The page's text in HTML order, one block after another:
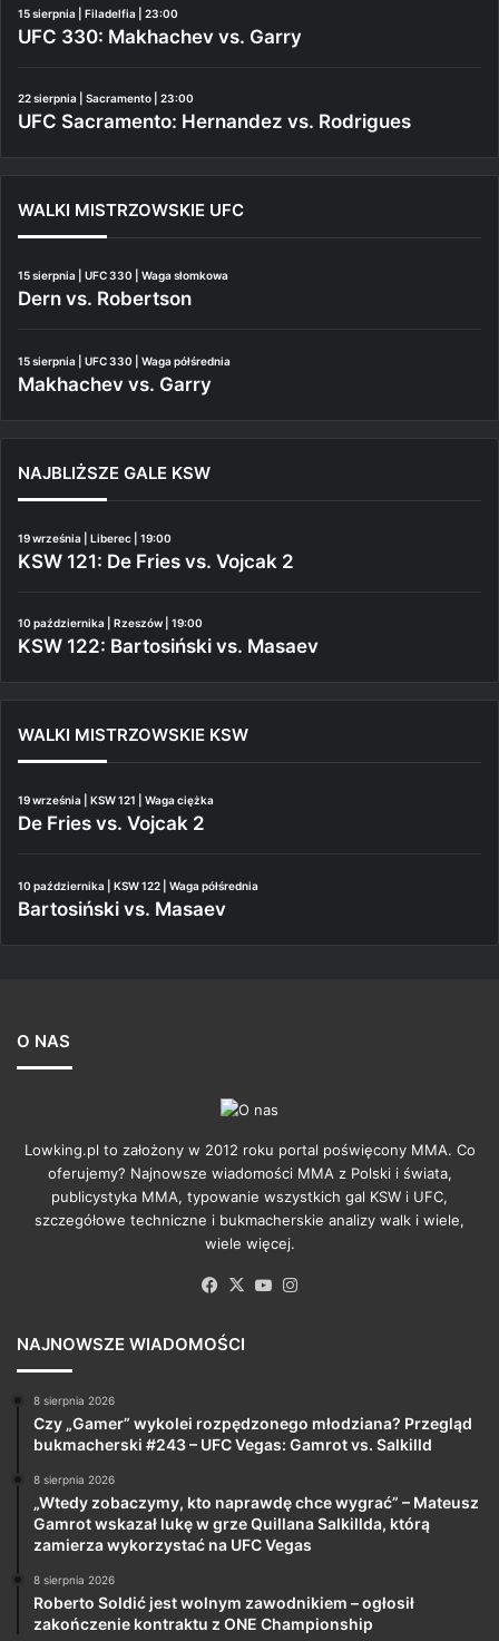
15 sierpnia | Filadelfia | 23:00
UFC 330: Makhachev vs. Garry
22 sierpnia | Sacramento | 23:00
UFC Sacramento: Hernandez vs. Rodrigues
WALKI MISTRZOWSKIE UFC
15 sierpnia | UFC 330 | Waga słomkowa
Dern vs. Robertson
15 sierpnia | UFC 330 | Waga półśrednia
Makhachev vs. Garry
NAJBLIŻSZE GALE KSW
19 września | Liberec | 19:00
KSW 121: De Fries vs. Vojcak 2
10 października | Rzeszów | 19:00
KSW 122: Bartosiński vs. Masaev
WALKI MISTRZOWSKIE KSW
19 września | KSW 121 | Waga ciężka
De Fries vs. Vojcak 2
10 października | KSW 122 | Waga półśrednia
Bartosiński vs. Masaev
O NAS
Lowking.pl to założony w 2012 roku portal poświęcony MMA. Co
oferujemy? Najnowsze wiadomości MMA z Polski i świata,
publicystyka MMA, typowanie wszystkich gal KSW i UFC,
szczegółowe techniczne i bukmacherskie analizy walk i wiele,
wiele więcej.
Facebook
X YouTube
NAJNOWSZE WIADOMOŚCI
8 sierpnia 2026
Czy „Gamer” wykolei rozpędzonego młodziana? Przegląd
bukmacherski #243 – UFC Vegas: Gamrot vs. Salkilld
8 sierpnia 2026
„Wtedy zobaczymy, kto naprawdę chce wygrać” – Mateusz
Gamrot wskazał lukę w grze Quillana Salkillda, którą
zamierza wykorzystać na UFC Vegas
8 sierpnia 2026
Roberto Soldić jest wolnym zawodnikiem – ogłosił
zakończenie kontraktu z ONE Championship